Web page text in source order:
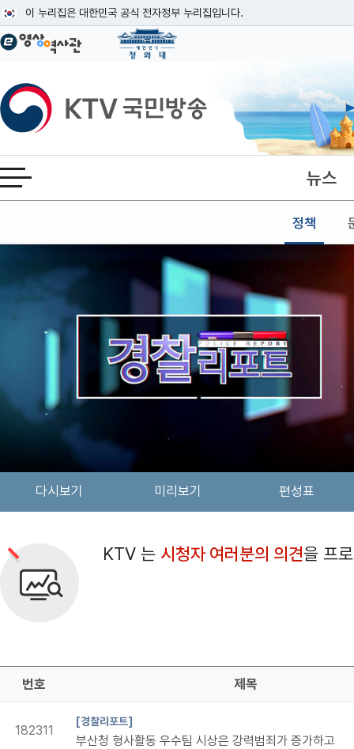
이 누리집은 대한민국 공식 전자정부 누리집입니다.
공식 누리집 주소 확인하기
이밖에 or.kr 또는 .kr등 다른 도메인 주소를 사용하고 있다면 아래 URL에서
운영중인 공식 누리집보기
KTV국민방송
전체메뉴 열기 뉴스
정책
본문
다시보기 미리보기 편성표
KTV 는 시청자 여러분의 의견을 프
번호 제목
182311
[경찰리포트]
부산청 형사활동 우수팀 시상은 강력범죄가 증가하고
검색 조건
검색어 입력
검색